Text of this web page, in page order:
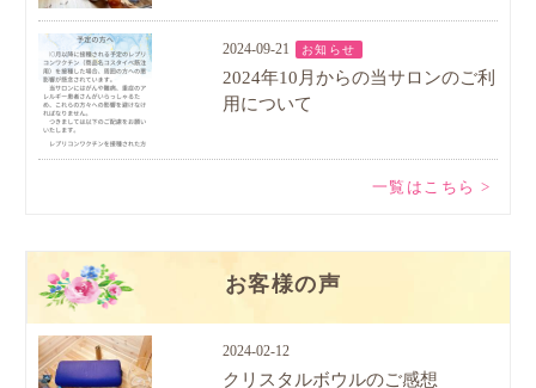
2024-09-21 お知らせ
2024年10月からの当サロンのご利
用について
一覧はこちら >
お客様の声
2024-02-12
クリスタルボウルのご感想